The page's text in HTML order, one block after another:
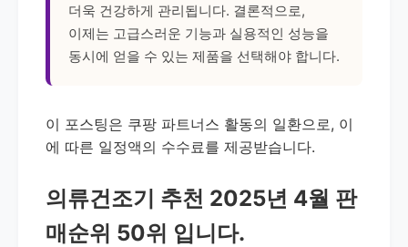
더욱 건강하게 관리됩니다. 결론적으로,
이제는 고급스러운 기능과 실용적인 성능을
동시에 얻을 수 있는 제품을 선택해야 합니다.
이 포스팅은 쿠팡 파트너스 활동의 일환으로, 이
에 따른 일정액의 수수료를 제공받습니다.
의류건조기 추천 2025년 4월 판
매순위 50위 입니다.